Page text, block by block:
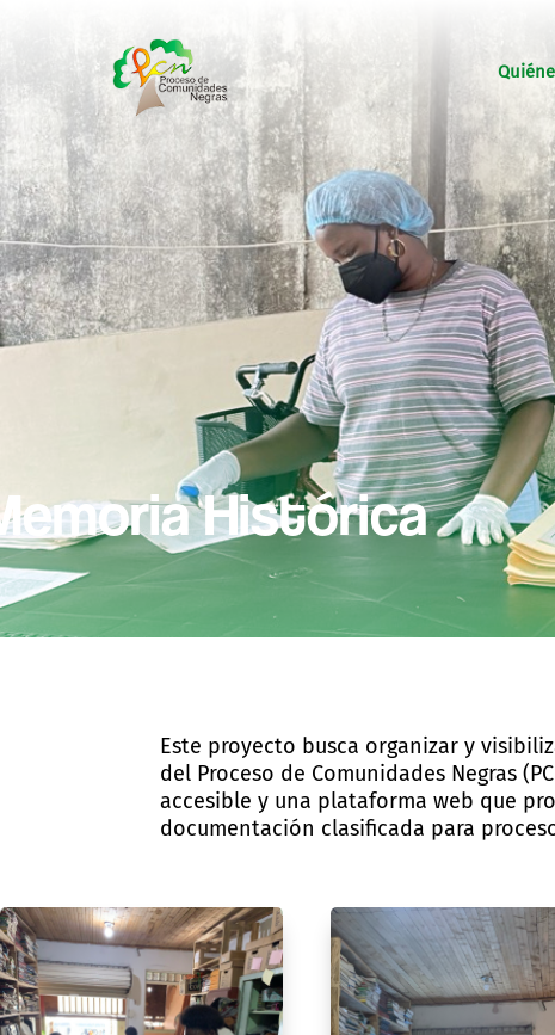
Histórica
Este proyecto busca organizar y
del Proceso de Comunidades Negras
accesible y una plataforma web que
documentación clasificada para